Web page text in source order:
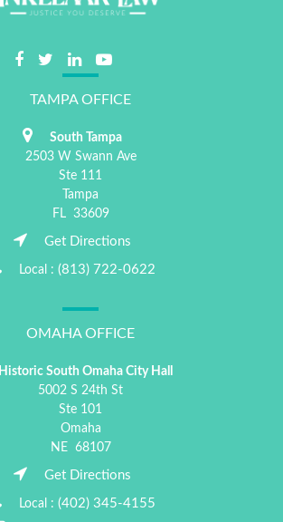
TAMPA OFFICE
South Tampa
2503 W Swann Ave
Ste 111
Tampa
FL
33609
Get Directions
Local : (813) 722-0622
OMAHA OFFICE
Historic South Omaha City Hall
5002 S 24th St
Ste 101
Omaha
NE
68107
Get Directions
Local : (402) 345-4155